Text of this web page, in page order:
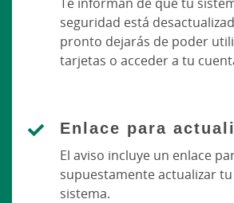
seguridad está
pronto dejarás de poder
tarjetas o acceder a tu
Enlace para
El aviso incluye un enlace
supuestamente actualizar tu
sistema.